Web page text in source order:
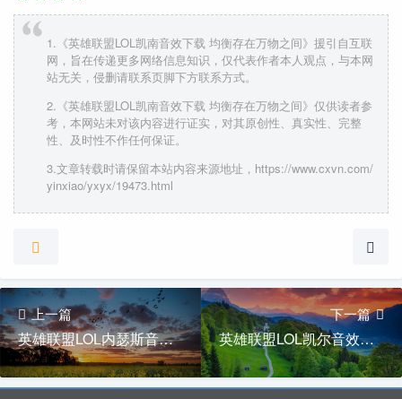
1.《英雄联盟LOL凯南音效下载 均衡存在万物之间》援引自互联
网，旨在传递更多网络信息知识，仅代表作者本人观点，与本网
站无关，侵删请联系页脚下方联系方式。
2.《英雄联盟LOL凯南音效下载 均衡存在万物之间》仅供读者参
考，本网站未对该内容进行证实，对其原创性、真实性、完整
性、及时性不作任何保证。
3.文章转载时请保留本站内容来源地址，https://www.cxvn.com/
yinxiao/yxyx/19473.html
上一篇
英雄联盟LOL内瑟斯音效下载 生与死轮回不止，我们生，他们死
下一篇
英雄联盟LOL凯尔音效下载 迎接审判吧